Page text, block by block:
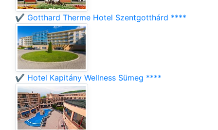
✔️ Gotthard Therme Hotel Szentgotthárd ****
✔️ Hotel Kapitány Wellness Sümeg ****